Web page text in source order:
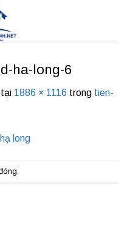
ha-long-6
tại 1886 × 1116 trong tien-